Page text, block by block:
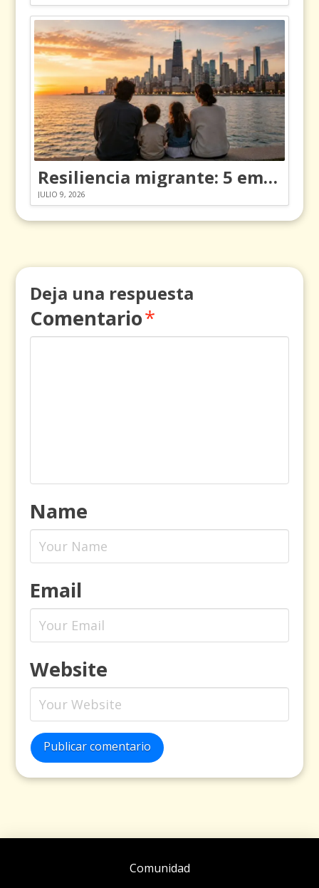
Resiliencia migrante: 5 emociones y cómo gestionarlas
JULIO 9, 2026
Deja una respuesta
Comentario*
Name
Email
Website
Publicar comentario
Comunidad